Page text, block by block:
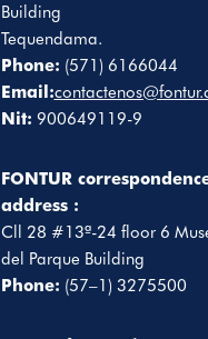
Building
Tequendama.
Phone: (571) 6166044
Email:
Nit: 900649119-9
FONTUR
address :
Cll 28 #13ª-24 floor 6
del Parque Building
Phone: (57–1) 3275500